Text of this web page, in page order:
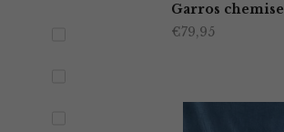
Garros chemise
€79,95